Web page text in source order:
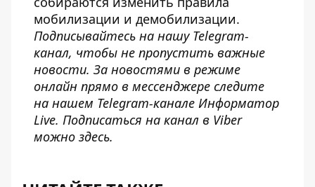
мобилизации и демобилизации.
Подписывайтесь на нашу Telegram-
канал, чтобы не пропустить важные
новости. За новостями в режиме
онлайн прямо в мессенджере следите
на нашем Telegram-канале Информатор
Live. Подписаться на канал в Viber
можно здесь.